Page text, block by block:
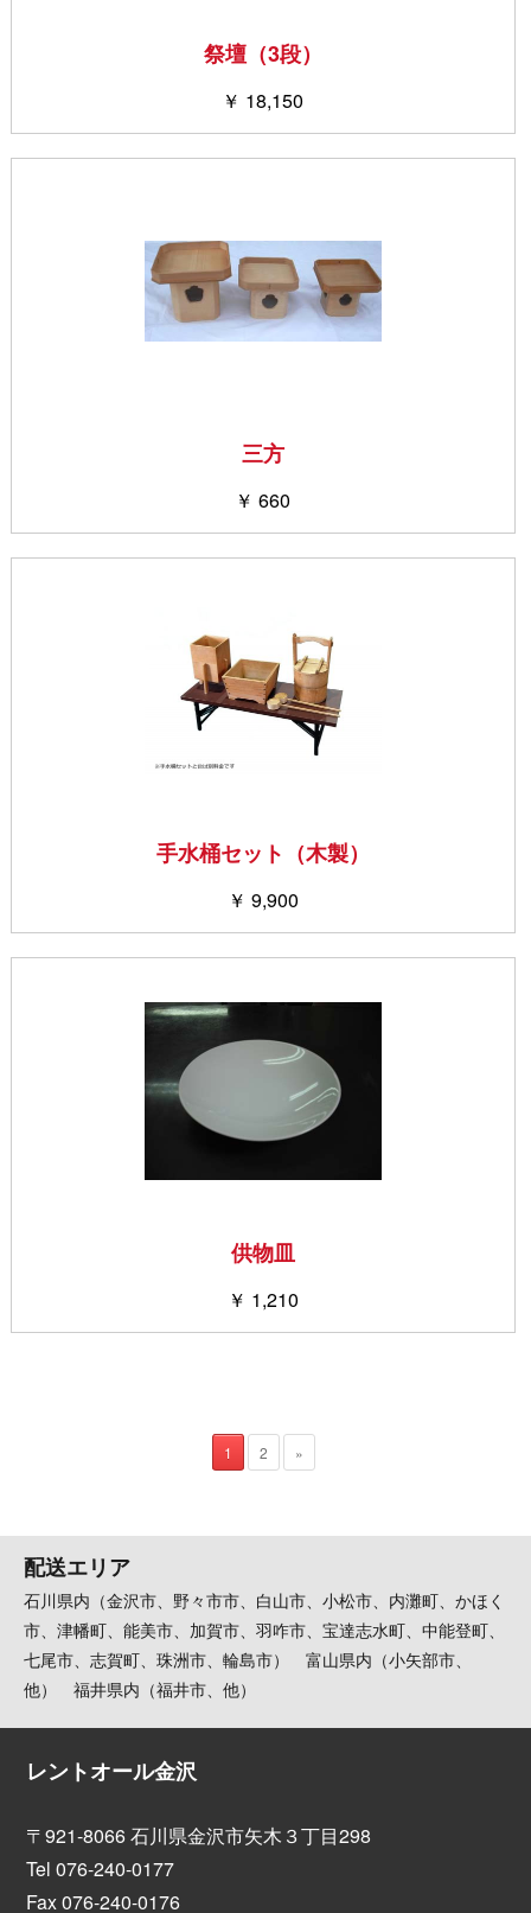
祭壇（3段）
￥ 18,150
三方
￥ 660
手水桶セット（木製）
￥ 9,900
供物皿
￥ 1,210
1 2 »
配送エリア
石川県内（金沢市、野々市市、白山市、小松市、内灘町、かほく
市、津幡町、能美市、加賀市、羽咋市、宝達志水町、中能登町、
七尾市、志賀町、珠洲市、輪島市） 富山県内（小矢部市、
他） 福井県内（福井市、他）
レントオール金沢
〒921-8066 石川県金沢市矢木３丁目298
Tel 076-240-0177
Fax 076-240-0176